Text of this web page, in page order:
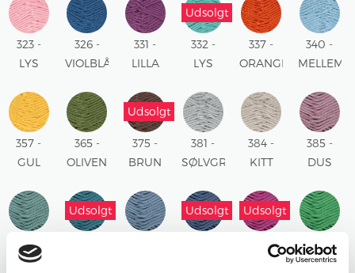
323 -
LYS
326 -
VIOLBLÅ
331 -
LILLA
Udsolgt
332 -
LYS
337 -
ORANGE
340 -
357 -
GUL
365 -
OLIVEN
Udsolgt
375 -
BRUN
381 -
SØLVGRÅ
384 -
KITT
385 -
DUS
386 -
BLÅGRØN
Udsolgt Udsolgt Udsolgt
390 -
PINK
391 -
SKARP